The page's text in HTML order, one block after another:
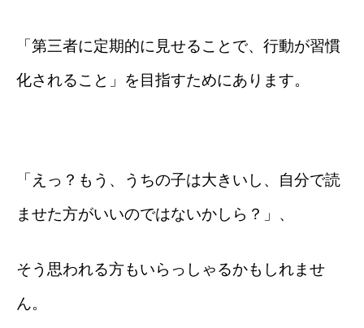
「第三者に定期的に見せることで、行動が習慣
化されること」を目指すためにあります。
「えっ？もう、うちの子は大きいし、自分で読
ませた方がいいのではないかしら？」、
そう思われる方もいらっしゃるかもしれませ
ん。
blog